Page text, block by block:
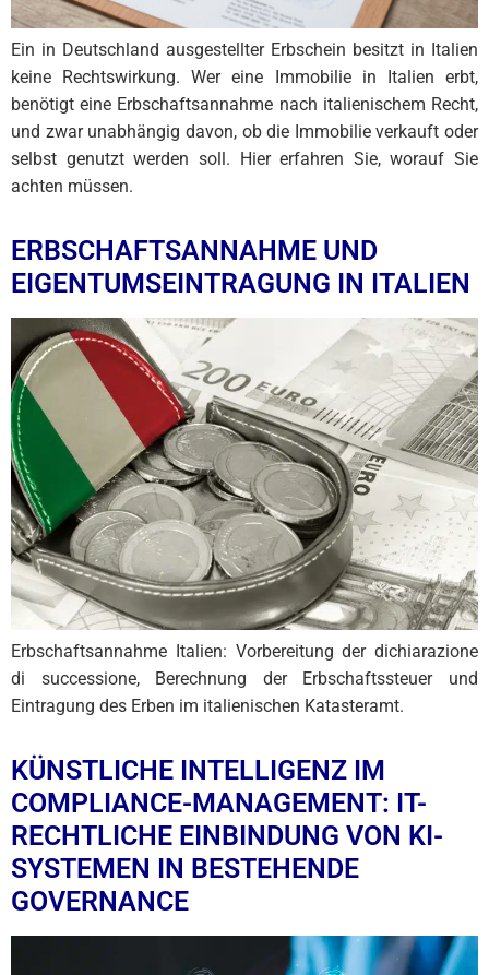
Ein in Deutschland ausgestellter Erbschein besitzt in Italien
keine Rechtswirkung. Wer eine Immobilie in Italien erbt,
benötigt eine Erbschaftsannahme nach italienischem Recht,
und zwar unabhängig davon, ob die Immobilie verkauft oder
selbst genutzt werden soll. Hier erfahren Sie, worauf Sie
achten müssen.
ERBSCHAFTSANNAHME UND
EIGENTUMSEINTRAGUNG IN ITALIEN
Erbschaftsannahme Italien: Vorbereitung der dichiarazione
di successione, Berechnung der Erbschaftssteuer und
Eintragung des Erben im italienischen Katasteramt.
KÜNSTLICHE INTELLIGENZ IM
COMPLIANCE-MANAGEMENT: IT-
RECHTLICHE EINBINDUNG VON KI-
SYSTEMEN IN BESTEHENDE
GOVERNANCE